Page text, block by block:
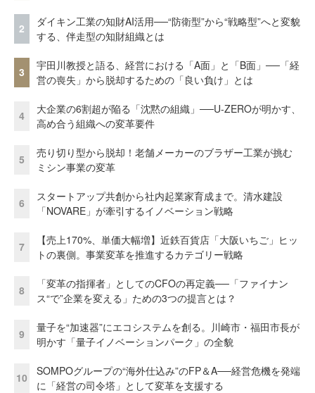
2
ダイキン工業の知財AI活用──“防衛型”から“戦略型”へと変貌
する、伴走型の知財組織とは
3
宇田川教授と語る、経営における「A面」と「B面」──「経
営の喪失」から脱却するための「良い負け」とは
4
大企業の6割超が陥る「沈黙の組織」──U-ZEROが明かす、
高め合う組織への変革要件
5
売り切り型から脱却！老舗メーカーのブラザー工業が挑む
ミシン事業の変革
6
スタートアップ共創から社内起業家育成まで。清水建設
「NOVARE」が牽引するイノベーション戦略
7
【売上170%、単価大幅増】近鉄百貨店「大阪いちご」ヒッ
トの裏側。事業変革を推進するカテゴリー戦略
8
「変革の指揮者」としてのCFOの再定義──「ファイナン
ス“で”企業を変える」ための3つの提言とは？
9
量子を“加速器”にエコシステムを創る。川崎市・福田市長が
明かす「量子イノベーションパーク」の全貌
10
SOMPOグループの“海外仕込み”のFP＆A──経営危機を発端
に「経営の司令塔」として変革を支援する